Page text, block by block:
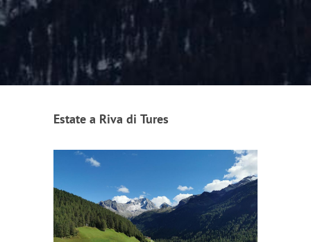
Estate a Riva di Tures